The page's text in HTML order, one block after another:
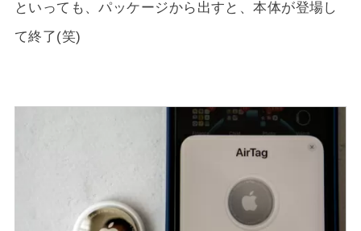
といっても、パッケージから出すと、本体が登場し
て終了(笑)